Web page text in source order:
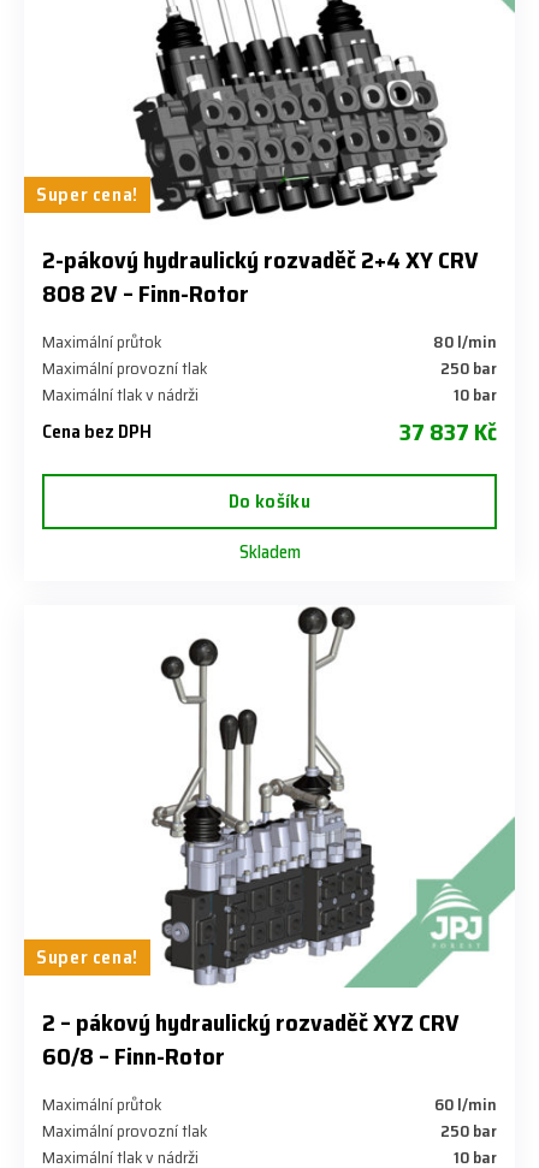
Super cena!
​2-pákový hydraulický rozvaděč 2+4 XY CRV
808 2V – Finn-Rotor
Maximální průtok
80 l/min
Maximální provozní tlak
​250 bar
Maximální tlak v nádrži
​10 bar
Cena bez DPH 37 837 Kč
Do košíku
Skladem
Super cena!
​2 – pákový hydraulický rozvaděč XYZ CRV
60/8 – Finn-Rotor
Maximální průtok
60 l/min
Maximální provozní tlak
250 bar
Maximální tlak v nádrži
10 bar